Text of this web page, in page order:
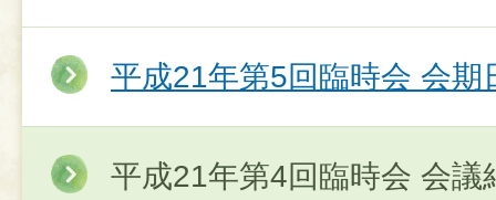
平成21年第5回臨時会 会期
平成21年第4回臨時会 会議